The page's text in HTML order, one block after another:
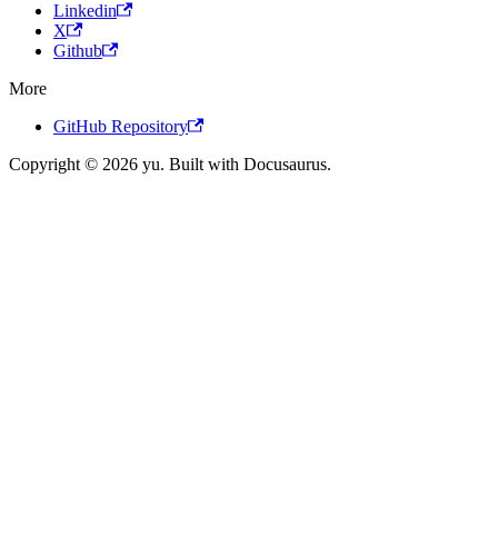
Linkedin
X
Github
More
GitHub Repository
Copyright © 2026 yu. Built with Docusaurus.